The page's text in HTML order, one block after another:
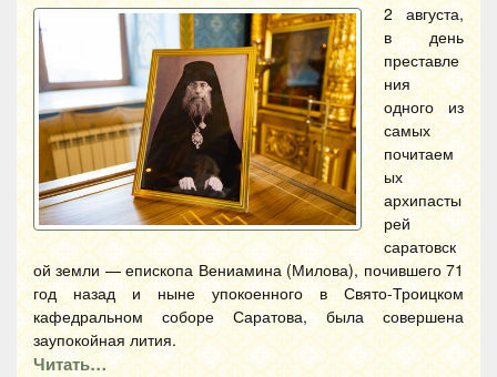
2 августа,
в день
преставле
ния
одного из
самых
почитаем
ых
архипасты
рей
саратовск
ой земли — епископа Вениамина (Милова), почившего 71
год назад и ныне упокоенного в Свято-Троицком
кафедральном соборе Саратова, была совершена
заупокойная лития.
Читать…